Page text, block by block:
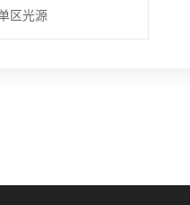
区光源